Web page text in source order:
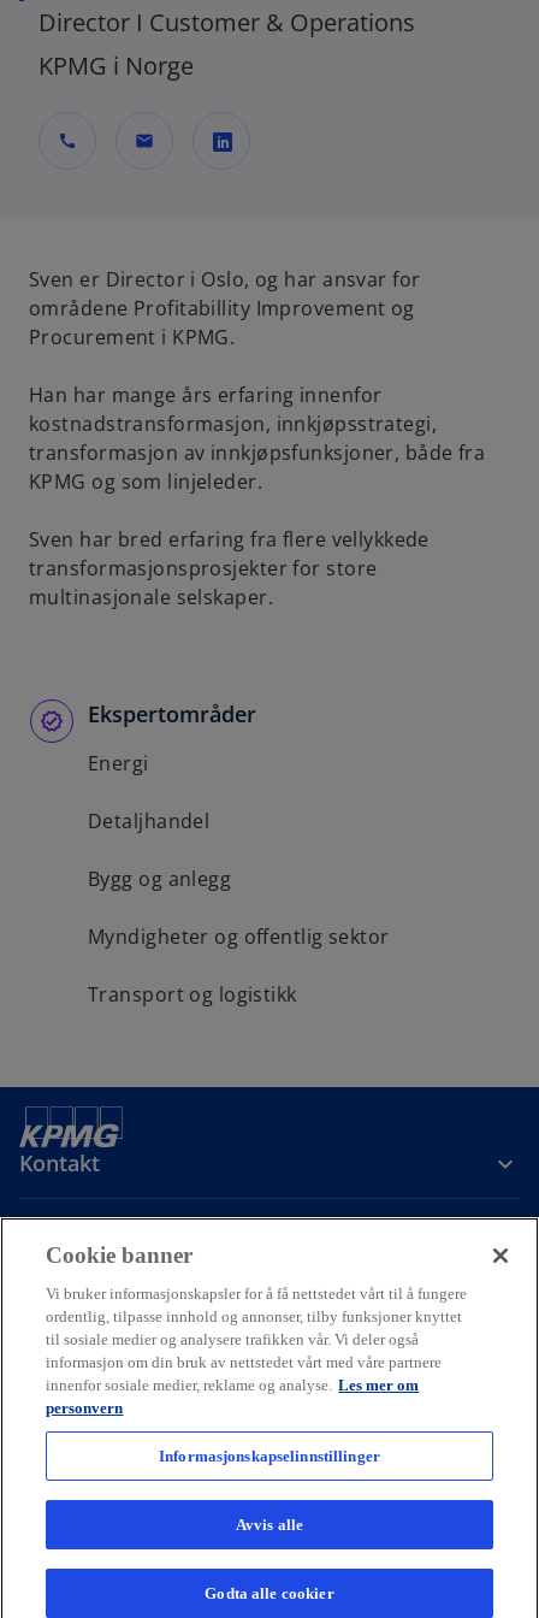
Director I Customer & Operations
KPMG i Norge
call mail
n
s
i
a
n
e
w
a
b
Sven er Director i Oslo, og har ansvar for
områdene Profitabillity Improvement og
Procurement i KPMG.
Han har mange års erfaring innenfor
kostnadstransformasjon, innkjøpsstrategi,
transformasjon av innkjøpsfunksjoner, både fra
KPMG og som linjeleder.
Sven har bred erfaring fra flere vellykkede
transformasjonsprosjekter for store
multinasjonale selskaper.
Ekspertområder
Energi
Detaljhandel
Bygg og anlegg
Myndigheter og offentlig sektor
Transport og logistikk
Kontakt
Om oss
Karriere
o
e
n
s
i
n
a
n
o
p
e
n
s
n
a
n
o
p
e
n
s
n
a
© 2026 KPMG AS and KPMG Law Advokatfirma AS, Norwegian limited
liability companies and a member firm of the KPMG global
organization of independent member firms affiliated with KPMG
For more detail about the structure of the KPMG global organization
Cookie banner
Vi bruker informasjonskapsler for å få nettstedet vårt til å fungere
ordentlig, tilpasse innhold og annonser, tilby funksjoner knyttet
til sosiale medier og analysere trafikken vår. Vi deler også
informasjon om din bruk av nettstedet vårt med våre partnere
innenfor sosiale medier, reklame og analyse. Les mer om
personvern
Informasjonskapselinnstillinger
Avvis alle
Godta alle cookier